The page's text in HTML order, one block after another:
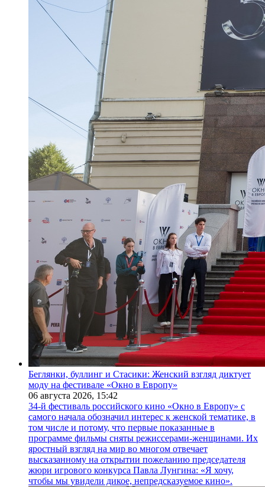
Беглянки, буллинг и Стасики: Женский взгляд диктует
моду на фестивале «Окно в Европу»
06 августа 2026, 15:42
34-й фестиваль российского кино «Окно в Европу» с
самого начала обозначил интерес к женской тематике, в
том числе и потому, что первые показанные в
программе фильмы сняты режиссерами-женщинами. Их
яростный взгляд на мир во многом отвечает
высказанному на открытии пожеланию председателя
жюри игрового конкурса Павла Лунгина: «Я хочу,
чтобы мы увидели дикое, непредсказуемое кино».